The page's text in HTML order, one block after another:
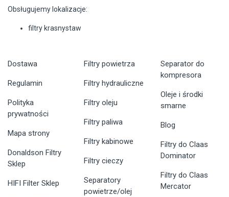
Obsługujemy lokalizacje:
filtry krasnystaw
Dostawa
Regulamin
Polityka
prywatności
Mapa strony
Donaldson Filtry
Sklep
HIFI Filter Sklep
Filtry powietrza
Filtry hydrauliczne
Filtry oleju
Filtry paliwa
Filtry kabinowe
Filtry cieczy
Separatory
powietrze/olej
Separator do
kompresora
Oleje i środki
smarne
Blog
Filtry do Claas
Dominator
Filtry do Claas
Mercator